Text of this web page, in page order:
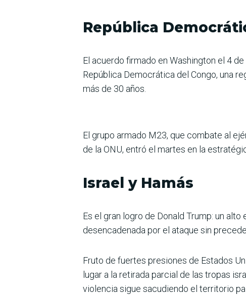
República
El acuerdo firmado en Washington el 4
República Democrática del Congo, una
más de 30 años.
El grupo armado M23, que combate al
de la ONU, entró el martes en la
Israel y Hamás
Es el gran logro de Donald Trump: un
desencadenada por el ataque sin
Fruto de fuertes presiones de Estados
lugar a la retirada parcial de las tropas
violencia sigue sacudiendo el territorio